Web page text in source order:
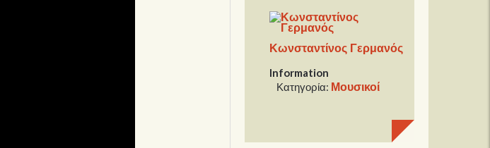
Κωνσταντίνος Γερμανός
Information
Κατηγορία: Μουσικοί